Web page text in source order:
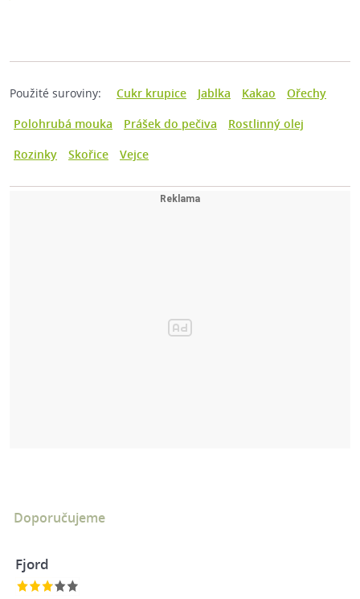
Použité suroviny: Cukr krupice Jablka Kakao
Ořechy
Polohrubá mouka
Prášek do pečiva
Rostlinný olej
Rozinky
Skořice Vejce
Doporučujeme
Fjord